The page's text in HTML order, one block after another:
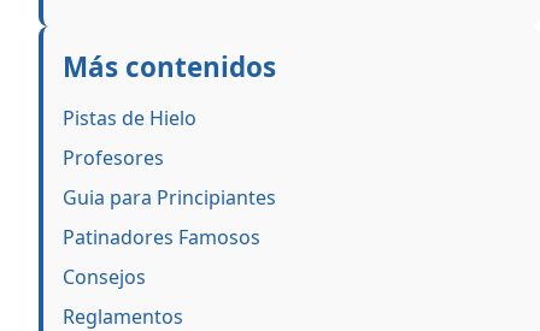
Más contenidos
Pistas de Hielo
Profesores
Guia para Principiantes
Patinadores Famosos
Consejos
Reglamentos